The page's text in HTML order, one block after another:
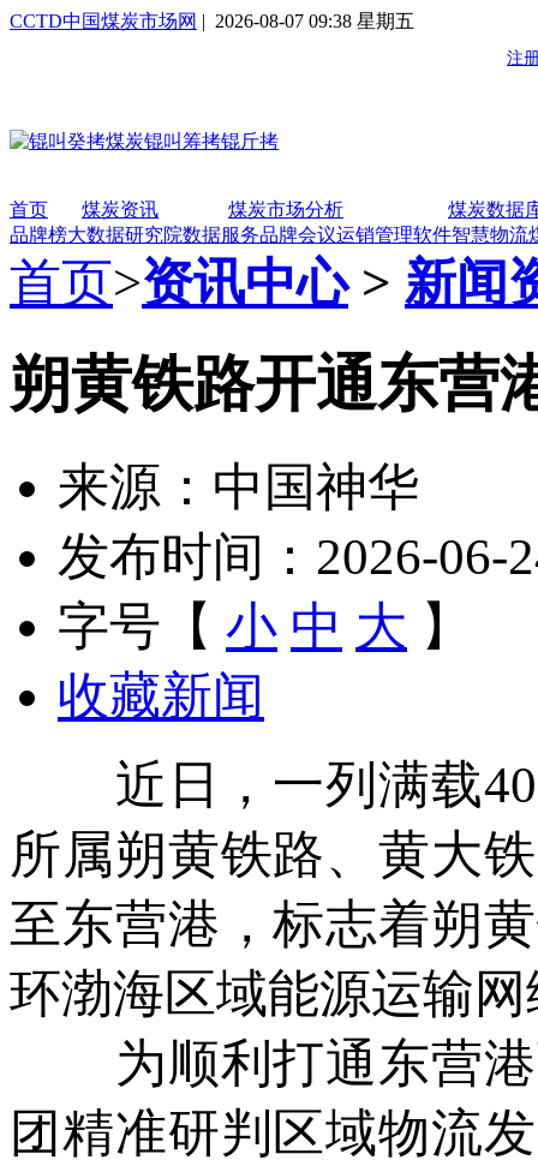
CCTD中国煤炭市场网 | 2026-08-07 09:38 星期五
首页 煤炭资讯 煤炭市场分析
煤炭数据
品牌榜大数据研究院数据服务品牌会议运销管理软件智慧物流
首页>资讯中心> 新闻
朔黄铁路开通东营
来源：中国神华
发布时间：2026-06-
字号【 小 中 大 】
收藏新闻
近日，一列满载
所属朔黄铁路、黄大
至东营港，标志着朔
环渤海区域能源运输
为顺利打通东营港
团精准研判区域物流